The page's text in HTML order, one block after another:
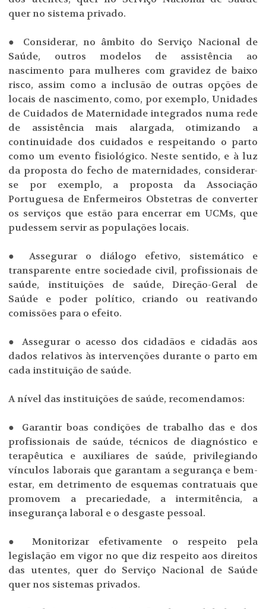
quer no sistema privado.
● Considerar, no âmbito do Serviço Nacional de
Saúde, outros modelos de assistência ao
nascimento para mulheres com gravidez de baixo
risco, assim como a inclusão de outras opções de
locais de nascimento, como, por exemplo, Unidades
de Cuidados de Maternidade integrados numa rede
de assistência mais alargada, otimizando a
continuidade dos cuidados e respeitando o parto
como um evento fisiológico. Neste sentido, e à luz
da proposta do fecho de maternidades, considerar-
se por exemplo, a proposta da Associação
Portuguesa de Enfermeiros Obstetras de converter
os serviços que estão para encerrar em UCMs, que
pudessem servir as populações locais.
● Assegurar o diálogo efetivo, sistemático e
transparente entre sociedade civil, profissionais de
saúde, instituições de saúde, Direção-Geral de
Saúde e poder político, criando ou reativando
comissões para o efeito.
● Assegurar o acesso dos cidadãos e cidadãs aos
dados relativos às intervenções durante o parto em
cada instituição de saúde.
A nível das instituições de saúde, recomendamos:
● Garantir boas condições de trabalho das e dos
profissionais de saúde, técnicos de diagnóstico e
terapêutica e auxiliares de saúde, privilegiando
vínculos laborais que garantam a segurança e bem-
estar, em detrimento de esquemas contratuais que
promovem a precariedade, a intermitência, a
insegurança laboral e o desgaste pessoal.
● Monitorizar efetivamente o respeito pela
legislação em vigor no que diz respeito aos direitos
das utentes, quer do Serviço Nacional de Saúde
quer nos sistemas privados.